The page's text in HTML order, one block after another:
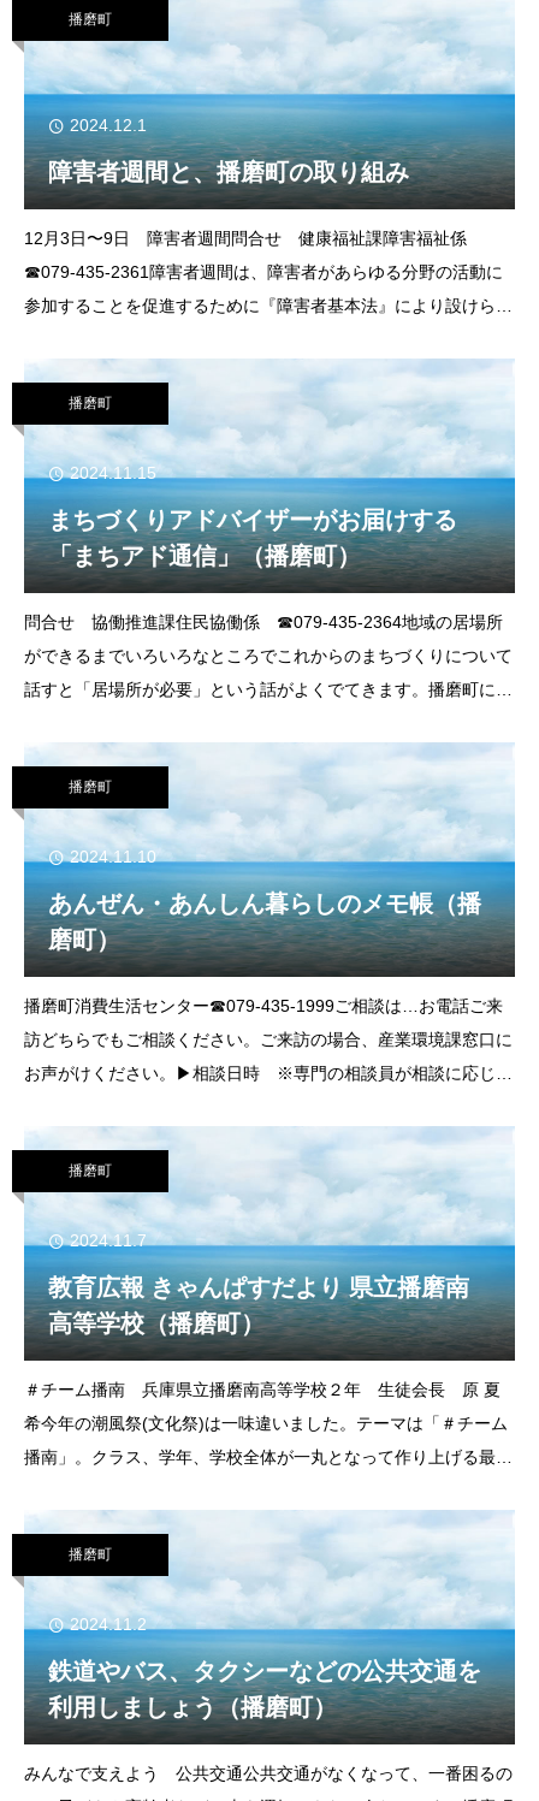
播磨町
2024.12.1
障害者週間と、播磨町の取り組み
12月3日〜9日 障害者週間問合せ 健康福祉課障害福祉係
☎079‐435‐2361障害者週間は、障害者があらゆる分野の活動に
参加することを促進するために『障害者基本法』により設けられ
らせるまちにするためには互
播磨町
2024.11.15
まちづくりアドバイザーがお届けする
「まちアド通信」（播磨町）
問合せ 協働推進課住民協働係 ☎079‐435‐2364地域の居場所
ができるまでいろいろなところでこれからのまちづくりについて
話すと「居場所が必要」という話がよくでてきます。播磨町にも
紹介します。播磨西
播磨町
2024.11.10
あんぜん・あんしん暮らしのメモ帳（播
磨町）
播磨町消費生活センター☎079-435-1999ご相談は…お電話ご来
訪どちらでもご相談ください。ご来訪の場合、産業環境課窓口に
お声がけください。▶相談日時 ※専門の相談員が相談に応じま
13時～16時
播磨町
2024.11.7
教育広報 きゃんぱすだより 県立播磨南
高等学校（播磨町）
＃チーム播南 兵庫県立播磨南高等学校２年 生徒会長 原 夏
希今年の潮風祭(文化祭)は一味違いました。テーマは「＃チーム
播南」。クラス、学年、学校全体が一丸となって作り上げる最高
の方々も多く来校され、例年以上に盛り上がり
播磨町
2024.11.2
鉄道やバス、タクシーなどの公共交通を
利用しましょう（播磨町）
みんなで支えよう 公共交通公共交通がなくなって、一番困るの